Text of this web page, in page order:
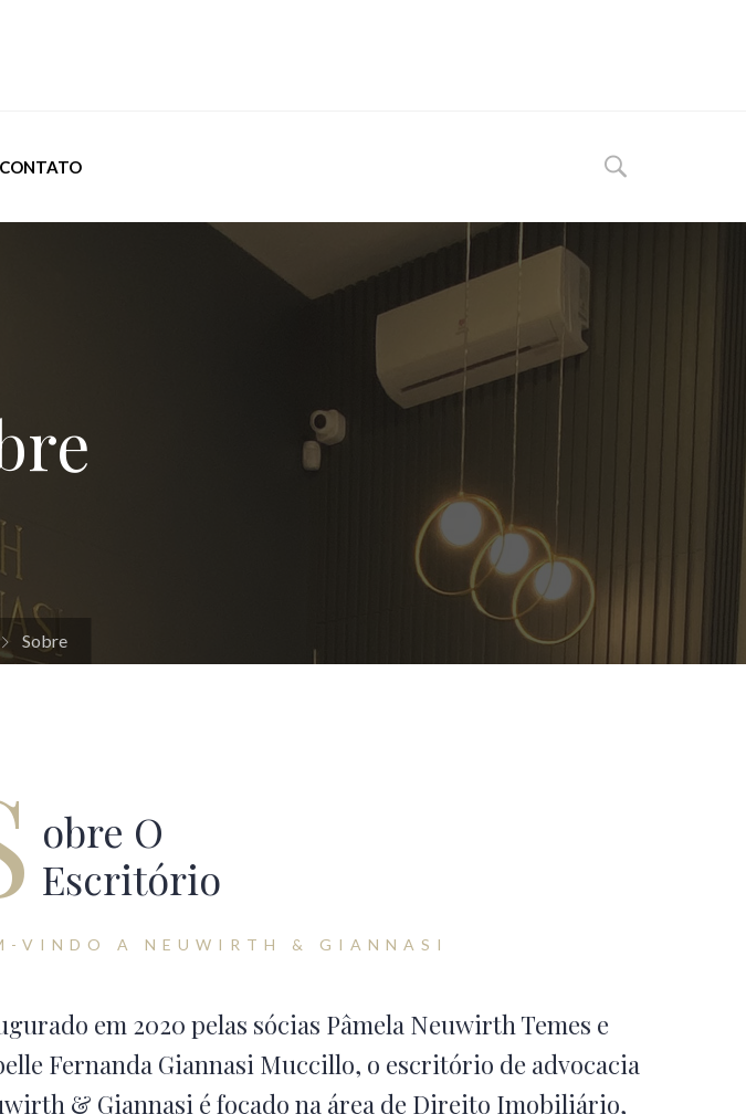
CONTATO
Sobre
Obre O
Escritório
VINDO A NEUWIRTH & GIANNASI
em 2020 pelas sócias Pâmela Neuwirth Temes e
Fernanda Giannasi Muccillo, o escritório de advocacia
& Giannasi é focado na área de Direito Imobiliário,